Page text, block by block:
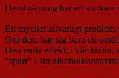
Hembränning har ett starkare
Ett mycket allvarligt problem
Om dem har jag bara ett
Den enda effekt, i vår kultur,
"spärr" i sin